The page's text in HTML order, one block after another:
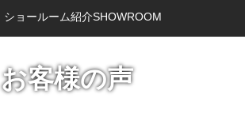
ショールーム紹介SHOWROOM
お客様の声